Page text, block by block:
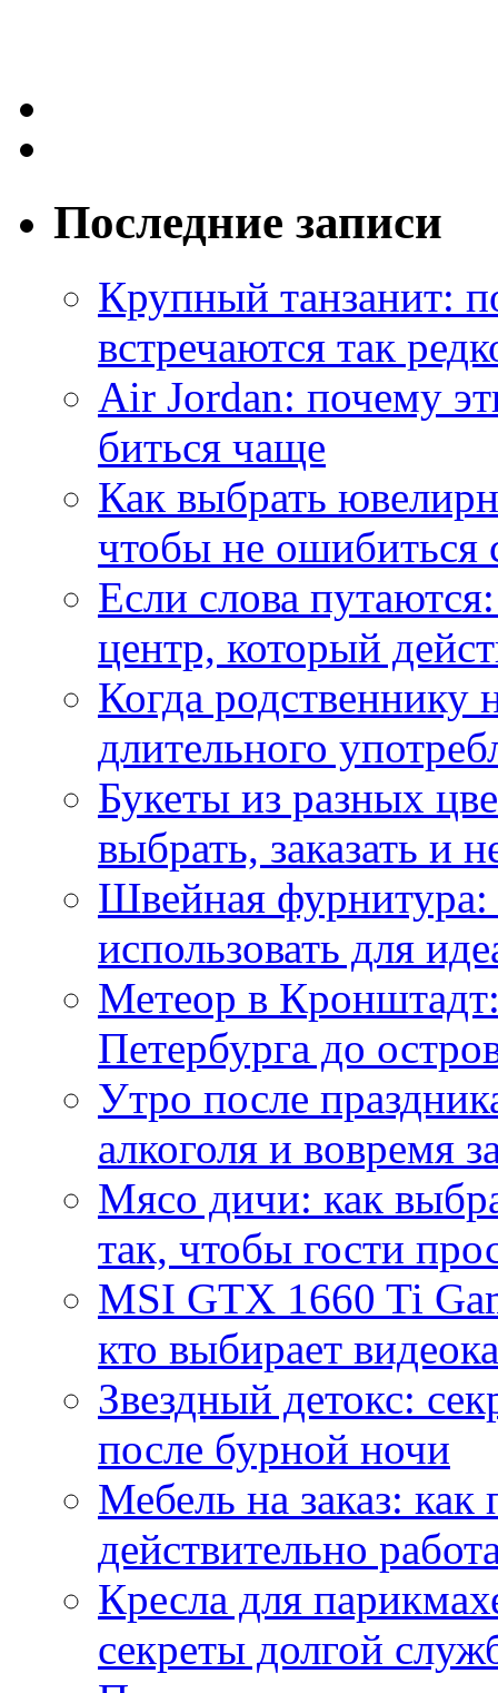
Последние записи
Крупный танзанит:
встречаются так
Air Jordan: почему
биться чаще
Как выбрать
чтобы не ошибиться
Если слова
центр, который
Когда
длительного
Букеты из разных
выбрать, заказать и
Швейная фурнитура:
использовать для
Метеор в
Петербурга до
Утро после
алкоголя и вовремя
Мясо дичи: как
так, чтобы гости
MSI GTX 1660 Ti
кто выбирает
Звездный детокс:
после бурной ночи
Мебель на заказ:
действительно
Кресла для
секреты долгой